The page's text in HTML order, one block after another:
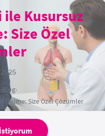
Kusursuz
Size Özel
Blog›
Germe: Size Özel Çözümler